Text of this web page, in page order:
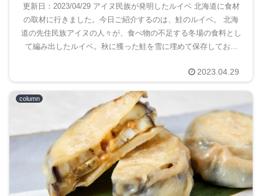
更新日：2023/04/29 アイヌ民族が発明したルイベ 北海道に食材
の取材に行きました。今日ご紹介するのは、鮭のルイベ。 北海
道の先住民族アイヌの人々が、食べ物の不足する冬場の食料とし
て編み出したルイベ。秋に獲った鮭を雪に埋めて保存してお...
2023.04.29
column